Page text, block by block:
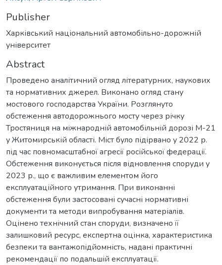
Publisher
Харківський національний автомобільно-дорожній
університет
Abstract
Проведено аналітичний огляд літературних, наукових
та нормативних джерел. Виконано огляд стану
мостового господарства України. Розглянуто
обстеження автодорожнього мосту через річку
Тростяниця на міжнародній автомобільній дорозі М-21
у Житомирській області. Міст було підірвано у 2022 р.
під час повномасштабної агресії російської федерації.
Обстеження виконується після відновлення споруди у
2023 р., що є важливим елементом його
експлуатаційного утримання. При виконанні
обстеження були застосовані сучасні нормативні
документи та методи випробування матеріалів.
Оцінено технічний стан споруди, визначено її
залишковий ресурс, експертна оцінка, характеристика
безпеки та вантажопідйомність, надані практичні
рекомендації по подальшій експлуатації.